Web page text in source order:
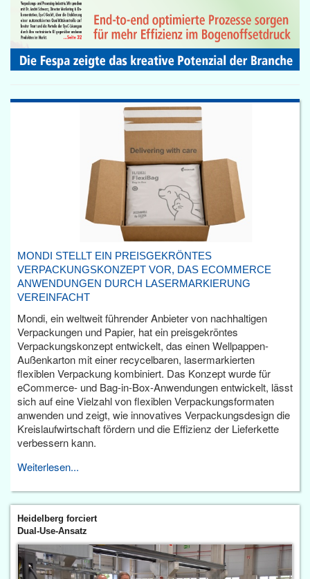
MONDI STELLT EIN PREISGEKRÖNTES
VERPACKUNGSKONZEPT VOR, DAS ECOMMERCE
ANWENDUNGEN DURCH LASERMARKIERUNG
VEREINFACHT
Mondi, ein weltweit führender Anbieter von nachhaltigen
Verpackungen und Papier, hat ein preisgekröntes
Verpackungskonzept entwickelt, das einen Wellpappen-
Außenkarton mit einer recycelbaren, lasermarkierten
flexiblen Verpackung kombiniert. Das Konzept wurde für
eCommerce- und Bag-in-Box-Anwendungen entwickelt, lässt
sich auf eine Vielzahl von flexiblen Verpackungsformaten
anwenden und zeigt, wie innovatives Verpackungsdesign die
Kreislaufwirtschaft fördern und die Effizienz der Lieferkette
verbessern kann.
Weiterlesen...
Heidelberg forciert
Dual-Use-Ansatz